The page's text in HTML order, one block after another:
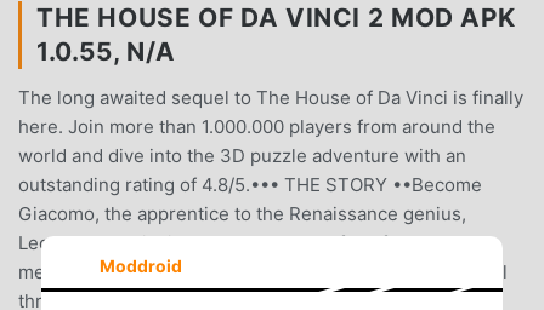
THE HOUSE OF DA VINCI 2 MOD APK
1.0.55, N/A
The long awaited sequel to The House of Da Vinci is finally
here. Join more than 1.000.000 players from around the
world and dive into the 3D puzzle adventure with an
outstanding rating of 4.8/5.••• THE STORY ••Become
Giacomo, the apprentice to the Renaissance genius,
Leonardo da Vinci. Explore the world full of puzzles,
mechanical gadgets and mind-twisting inventions. Travel
through time and witness a series of mysterious events
Moddroid